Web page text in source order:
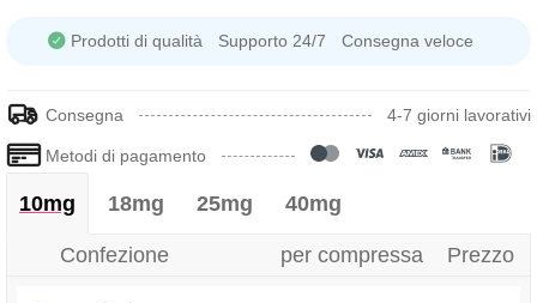
Prodotti di qualità Supporto 24/7 Consegna veloce
Consegna 4-7 giorni lavorativi
Metodi di pagamento
10mg 18mg 25mg 40mg
Confezione per compressa Prezzo